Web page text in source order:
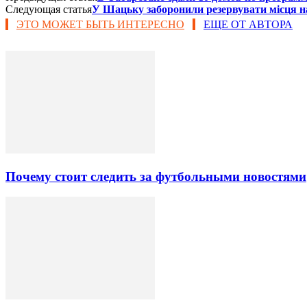
Следующая статьяУ Шацьку заборонили резервувати місця
ЭТО МОЖЕТ БЫТЬ ИНТЕРЕСНО
ЕЩЕ ОТ АВТОРА
Почему стоит следить за футбольными новостями